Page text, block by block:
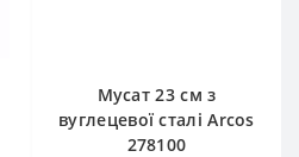
Мусат 23 см з
вуглецевої сталі Arcos
278100